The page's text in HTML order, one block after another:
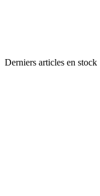
Derniers articles en stock